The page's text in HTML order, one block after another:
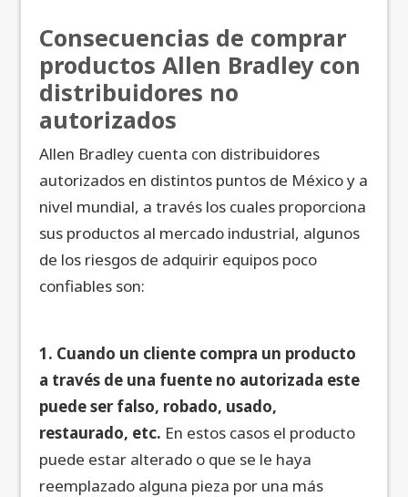
Consecuencias de comprar
productos Allen Bradley con
distribuidores no
autorizados
Allen Bradley cuenta con distribuidores
autorizados en distintos puntos de México y a
nivel mundial, a través los cuales proporciona
sus productos al mercado industrial, algunos
de los riesgos de adquirir equipos poco
confiables son:
1. Cuando un cliente compra un producto
a través de una fuente no autorizada este
puede ser falso, robado, usado,
restaurado, etc. En estos casos el producto
puede estar alterado o que se le haya
reemplazado alguna pieza por una más